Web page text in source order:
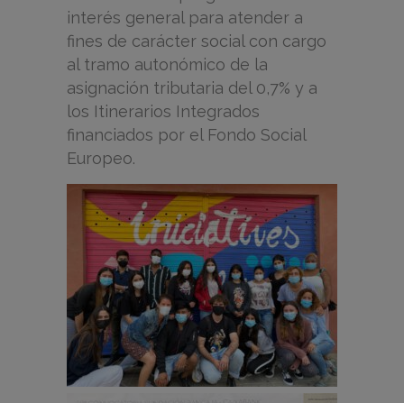
interés general para atender a
fines de carácter social con cargo
al tramo autonómico de la
asignación tributaria del 0,7% y a
los Itinerarios Integrados
financiados por el Fondo Social
Europeo.